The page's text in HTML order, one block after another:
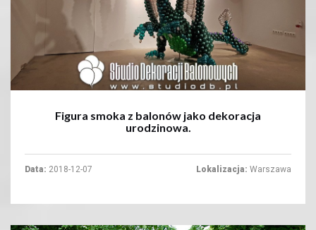
Figura smoka z balonów jako dekoracja
urodzinowa.
Data: 2018-12-07 Lokalizacja: Warszawa